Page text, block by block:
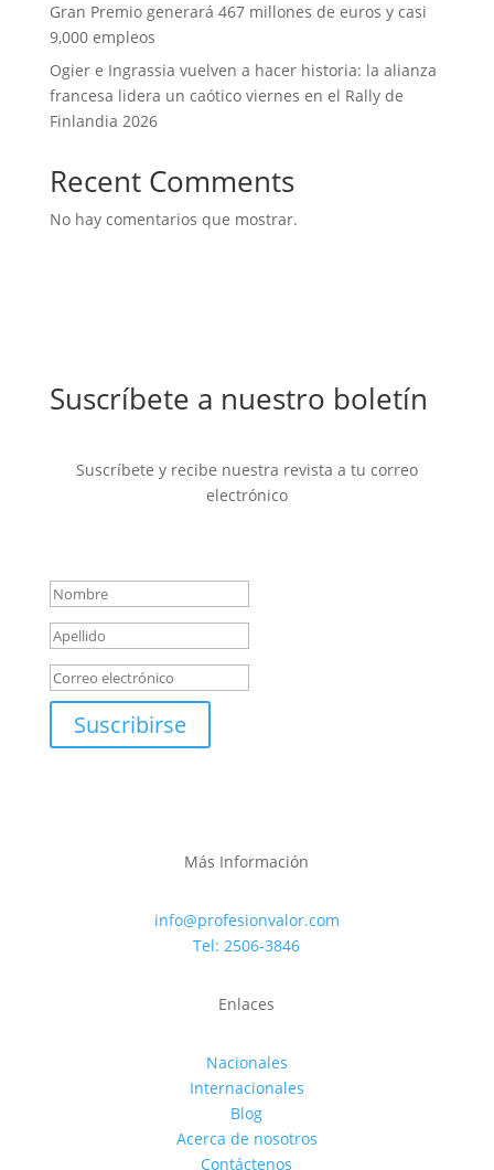
Gran Premio generará 467 millones de euros y casi
9,000 empleos
Ogier e Ingrassia vuelven a hacer historia: la alianza
francesa lidera un caótico viernes en el Rally de
Finlandia 2026
Recent Comments
No hay comentarios que mostrar.
Suscríbete a nuestro boletín
Suscríbete y recibe nuestra revista a tu correo
electrónico
Suscribirse
Más Información
info@profesionvalor.com
Tel: 2506-3846
Enlaces
Nacionales
Internacionales
Blog
Acerca de nosotros
Contáctenos